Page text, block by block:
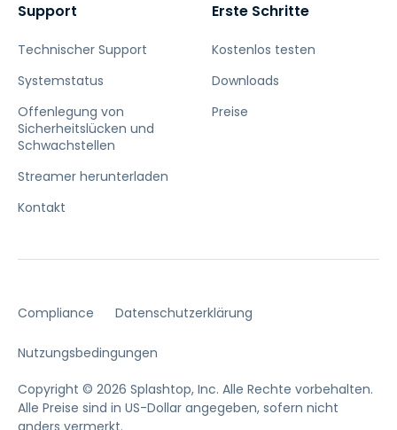
Support
Technischer Support
Systemstatus
Offenlegung von
Sicherheitslücken und
Schwachstellen
Streamer herunterladen
Kontakt
Erste Schritte
Kostenlos testen
Downloads
Preise
Compliance Datenschutzerklärung
Nutzungsbedingungen
Copyright © 2026 Splashtop, Inc. Alle Rechte vorbehalten.
Alle Preise sind in US-Dollar angegeben, sofern nicht
anders vermerkt.